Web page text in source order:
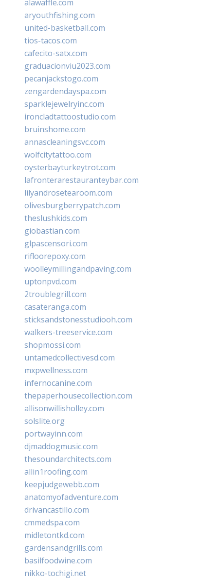
alawaffle.com
aryouthfishing.com
united-basketball.com
tios-tacos.com
cafecito-satx.com
graduacionviu2023.com
pecanjackstogo.com
zengardendayspa.com
sparklejewelryinc.com
ironcladtattoostudio.com
bruinshome.com
annascleaningsvc.com
wolfcitytattoo.com
oysterbayturkeytrot.com
lafronterarestauranteybar.com
lilyandrosetearoom.com
olivesburgberrypatch.com
theslushkids.com
giobastian.com
glpascensori.com
rifloorepoxy.com
woolleymillingandpaving.com
uptonpvd.com
2troublegrill.com
casateranga.com
sticksandstonesstudiooh.com
walkers-treeservice.com
shopmossi.com
untamedcollectivesd.com
mxpwellness.com
infernocanine.com
thepaperhousecollection.com
allisonwillisholley.com
solslite.org
portwayinn.com
djmaddogmusic.com
thesoundarchitects.com
allin1roofing.com
keepjudgewebb.com
anatomyofadventure.com
drivancastillo.com
cmmedspa.com
midletontkd.com
gardensandgrills.com
basilfoodwine.com
nikko-tochigi.net